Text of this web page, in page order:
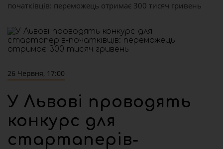
початківців: переможець отримає 300 тисяч гривень
26 Червня, 17:00
У Львові проводять
конкурс для
стартаперів-